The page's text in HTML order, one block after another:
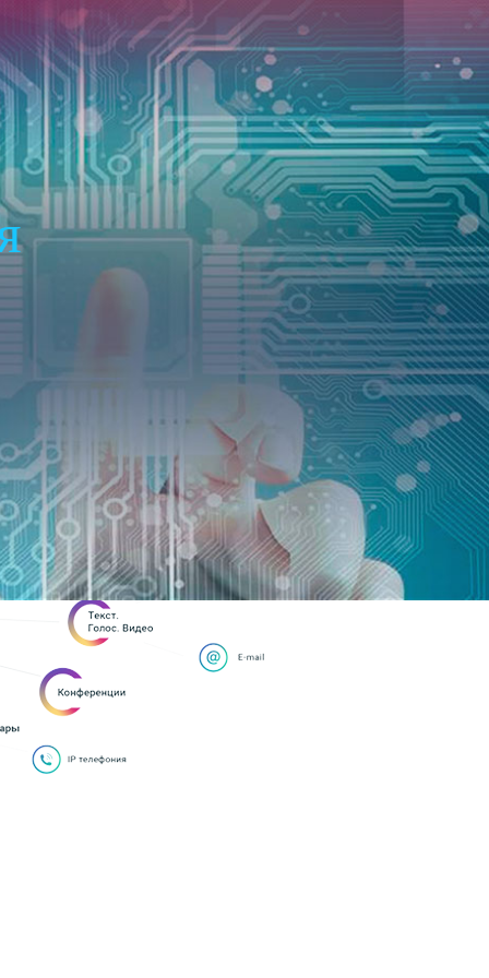
НАШИ ПЛАТФОРМЫ ОСТАЛЬНОЕ